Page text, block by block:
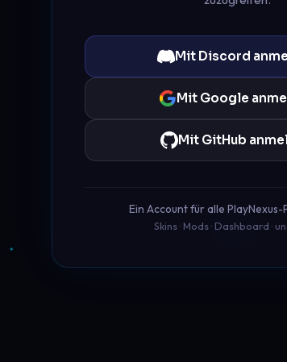
Mit Discord
Mit Google
Mit GitHub
Ein Account für alle
Skins · Mods · Dashboard ·